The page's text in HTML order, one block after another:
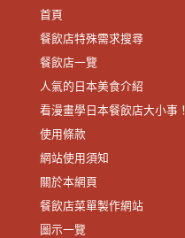
首頁
餐飲店特殊需求搜尋
餐飲店一覽
人氣的日本美食介紹
看漫畫學日本餐飲店大小事！
使用條款
網站使用須知
關於本網頁
餐飲店菜單製作網站
圖示一覽